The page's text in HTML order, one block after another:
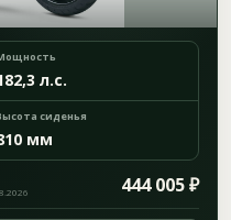
л.с.
сиденья
мм
444 005 ₽